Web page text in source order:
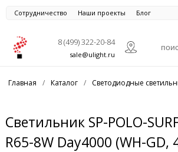
Сотрудничество Наши проекты Блог
8 (499) 322-20-84
sale@ulight.ru
Главная / Каталог / Светодиодные
Светильник SP-POLO-
R65-8W Day4000 (WH-GD,